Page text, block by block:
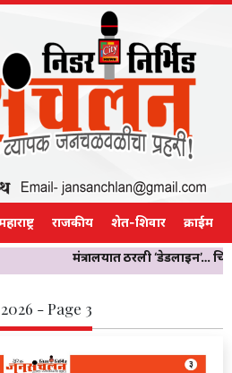
राजकीय शेत-शिवार क्राईम
मंत्रालयात ठरली ‘डेडलाइन’…
- Page 3